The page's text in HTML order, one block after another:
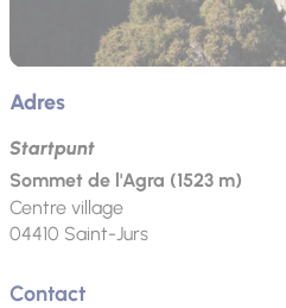
Adres
Startpunt
Sommet de l'Agra (1523 m)
Centre village
04410 Saint-Jurs
Contact